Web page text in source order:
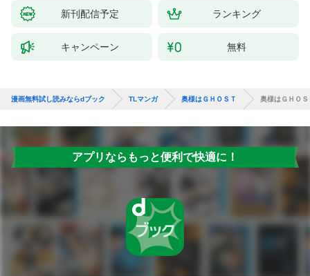
新刊配信予定 ランキング
キャンペーン 無料
漫画無料試し読みならdブック TLマンガ 奥様はＧＨＯＳＴ 奥様はＧＨＯ
アプリならもっと便利で快適に！